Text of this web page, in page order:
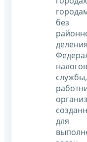
без
деления
службы,
для